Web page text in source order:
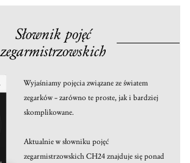
Słownik pojęć
zegarmistrzowskich
Wyjaśniamy pojęcia związane ze światem
zegarków – zarówno te proste, jak i bardziej
skomplikowane.
Aktualnie w słowniku pojęć
zegarmistrzowskich CH24 znajduje się ponad